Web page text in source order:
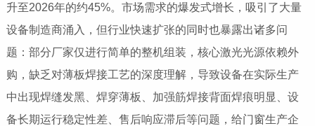
升至2026年的约45%。市场需求的爆发式增长，吸引了大量
设备制造商涌入，但行业快速扩张的同时也暴露出诸多问
题：部分厂家仅进行简单的整机组装，核心激光光源依赖外
购，缺乏对薄板焊接工艺的深度理解，导致设备在实际生产
中出现焊缝发黑、焊穿薄板、加强筋焊接背面焊痕明显、设
备长期运行稳定性差、售后响应滞后等问题，给门窗生产企